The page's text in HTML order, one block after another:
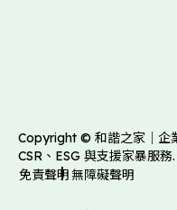
Copyright © 和諧之家｜企
CSR、ESG 與支援家暴服
免責聲明無障礙聲明